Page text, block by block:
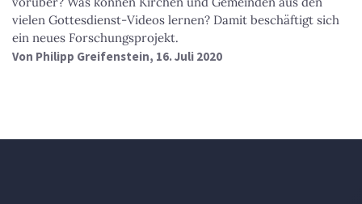
vielen Gottesdienst-Videos lernen? Damit beschäftigt sich
ein neues Forschungsprojekt.
Von Philipp Greifenstein, 16. Juli 2020